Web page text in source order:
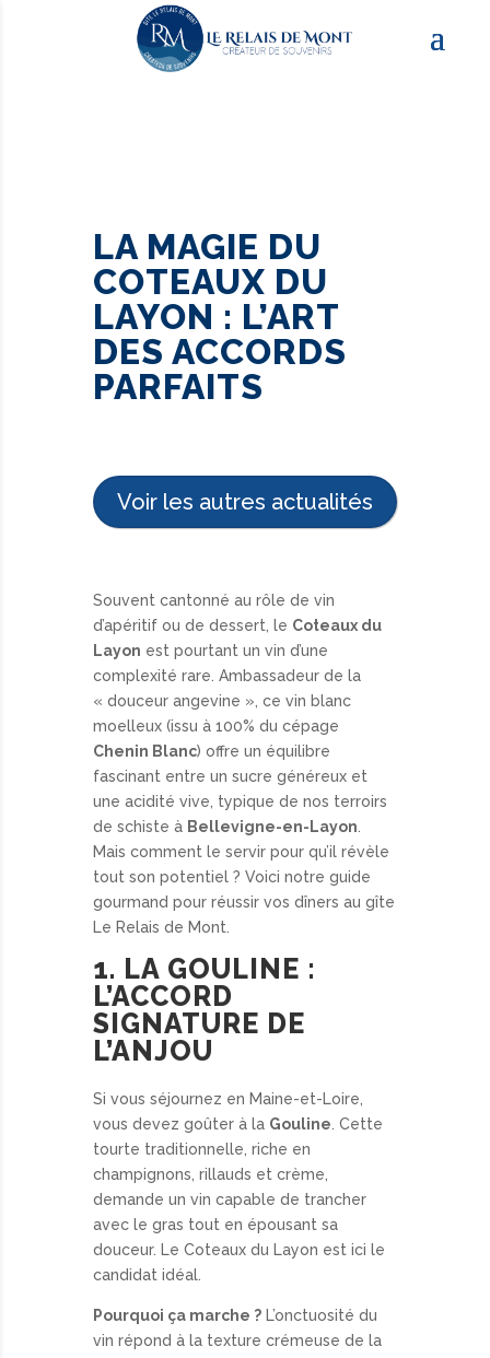
LA MAGIE DU
COTEAUX DU
LAYON : L’ART
DES ACCORDS
PARFAITS
Voir les autres actualités
Souvent cantonné au rôle de vin
d’apéritif ou de dessert, le Coteaux du
Layon est pourtant un vin d’une
complexité rare. Ambassadeur de la
« douceur angevine », ce vin blanc
moelleux (issu à 100% du cépage
Chenin Blanc) offre un équilibre
fascinant entre un sucre généreux et
une acidité vive, typique de nos terroirs
de schiste à Bellevigne-en-Layon
Mais comment le servir pour qu’il révèle
tout son potentiel ? Voici notre guide
gourmand pour réussir vos dîners au gîte
Le Relais de Mont.
1. LA GOULINE :
L’ACCORD
SIGNATURE DE
L’ANJOU
Si vous séjournez en Maine-et-Loire,
vous devez goûter à la Gouline . Cette
tourte traditionnelle, riche en
champignons, rillauds et crème,
demande un vin capable de trancher
avec le gras tout en épousant sa
douceur. Le Coteaux du Layon est ici le
candidat idéal.
Pourquoi ça marche ?L’onctuosité du
vin répond à la texture crémeuse de la